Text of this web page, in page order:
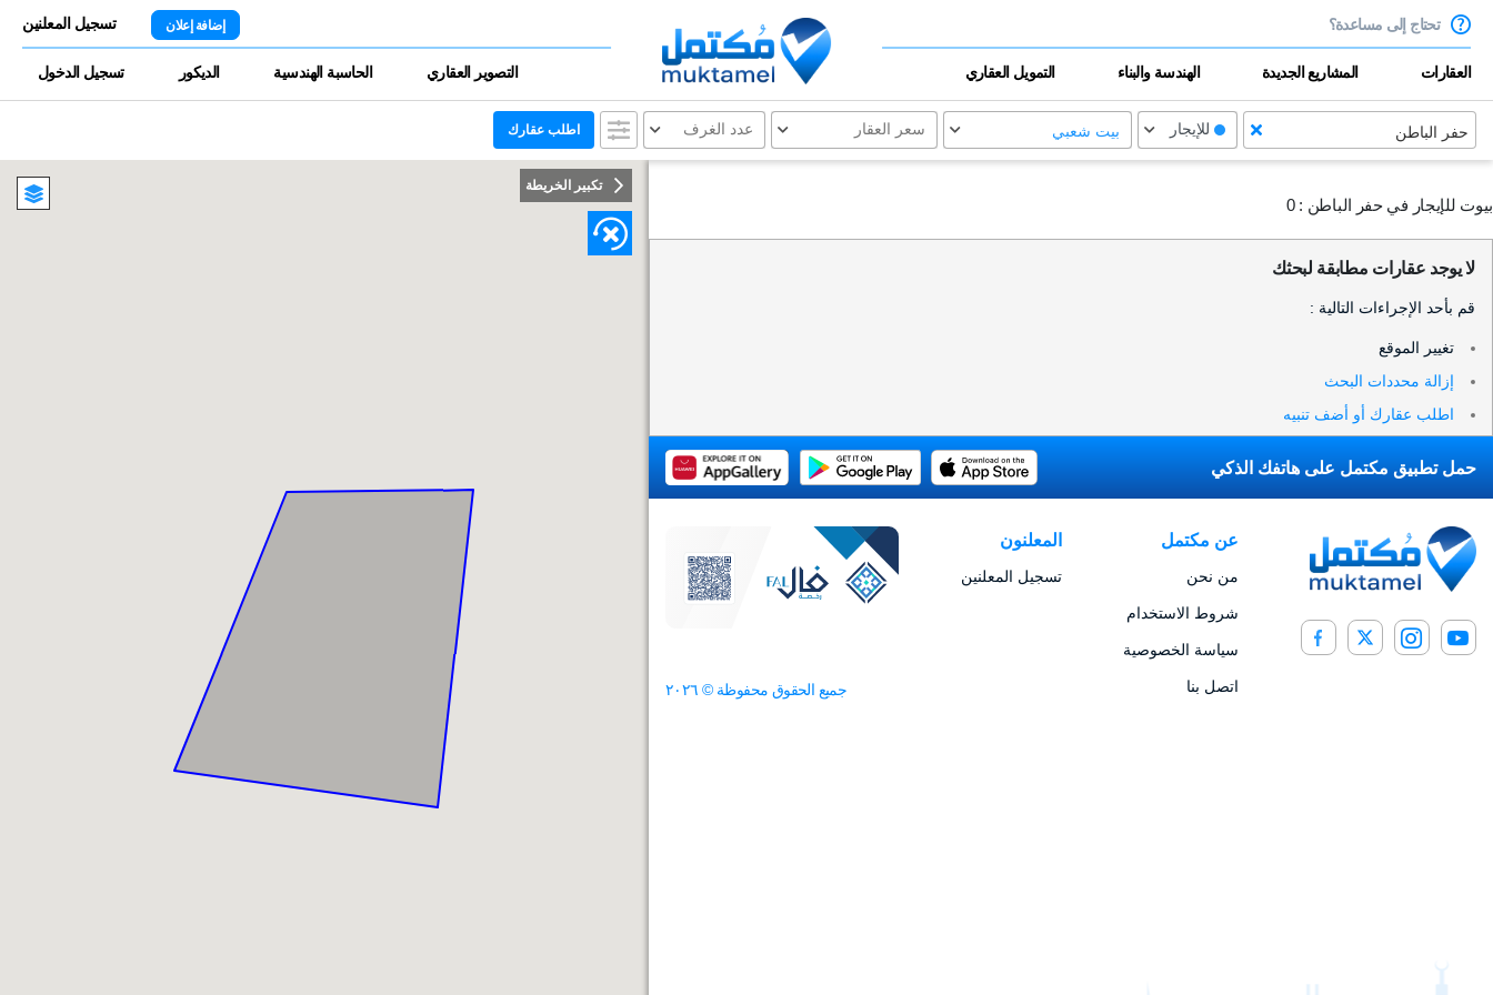
تحتاج إلى مساعدة؟ إضافة إعلان تسجيل المعلنين
العقارات المشاريع الجديدة الهندسة والبناء التمويل العقاري التصوير العقاري الحاسبة الهندسية الديكور تسجيل الدخول
حفر الباطن للإيجار بیت شعبي سعر العقار عدد الغرف اطلب عقارك
بيوت للإيجار في حفر الباطن : 0
لا يوجد عقارات مطابقة لبحثك
قم بأحد الإجراءات التالية :
تغيير الموقع
إزالة محددات البحث
اطلب عقارك أو أضف تنبيه
حمل تطبيق مكتمل على هاتفك الذكي
عن مكتمل
من نحن
شروط الاستخدام
سياسة الخصوصية
اتصل بنا
المعلنون
تسجيل المعلنين
جميع الحقوق محفوظة © ٢٠٢٦
تكبير الخريطة